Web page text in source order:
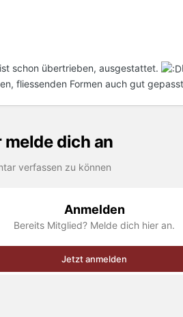
schon übertrieben, ausgestattet.
fliessenden Formen auch gut
dich an
verfassen zu können
Anmelden
Bereits Mitglied? Melde dich hier an.
Jetzt anmelden